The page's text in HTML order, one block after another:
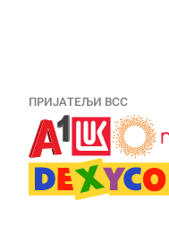
ПРИЈАТЕЉИ ВСС